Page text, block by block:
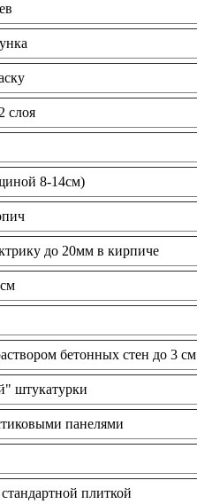
слоя
8-14см)
до 20мм в кирпиче
бетонных стен до 3 см
штукатурки
панелями
плиткой